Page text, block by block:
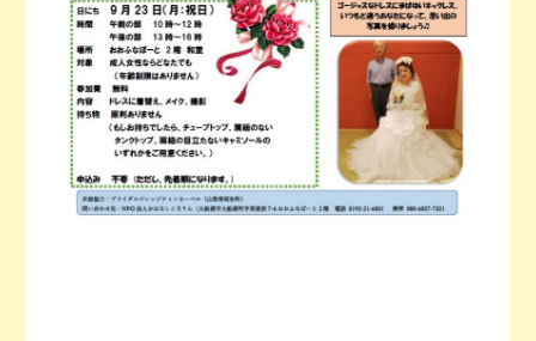
活動場所のご案内
ファンクラブのご案内
お問い合わせ